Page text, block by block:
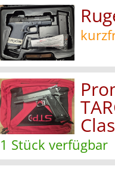
1 Stück verfügbar